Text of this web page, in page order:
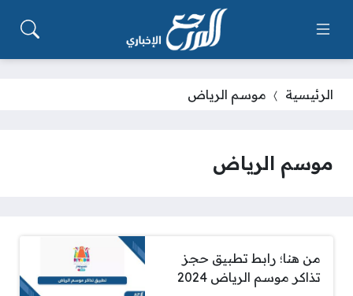
الرئيسية موسم الرياض
موسم الرياض
من هنا؛ رابط تطبيق حجز
تذاكر موسم الرياض 2024